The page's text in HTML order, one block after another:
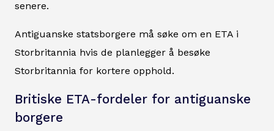
senere.
Antiguanske statsborgere må søke om en ETA i
Storbritannia hvis de planlegger å besøke
Storbritannia for kortere opphold.
Britiske ETA-fordeler for antiguanske
borgere